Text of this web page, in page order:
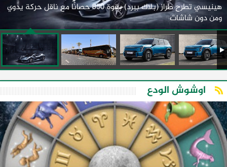
هينيسي تطرح طراز (بلاك بيرد) بقوة 850 حصانًا مع ناقل حركة يدوي
ومن دون شاشات
اوشوش الودع